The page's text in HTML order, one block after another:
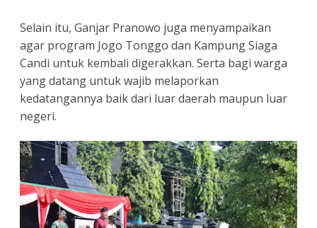
Selain itu, Ganjar Pranowo juga menyampaikan
agar program Jogo Tonggo dan Kampung Siaga
Candi untuk kembali digerakkan. Serta bagi warga
yang datang untuk wajib melaporkan
kedatangannya baik dari luar daerah maupun luar
negeri.